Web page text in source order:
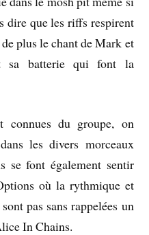
dire que les riffs respirent
plus le chant de Mark et
sa batterie qui font la
connues du groupe, on
les divers morceaux
se font également sentir
où la rythmique et
pas sans rappelées un
In Chains.